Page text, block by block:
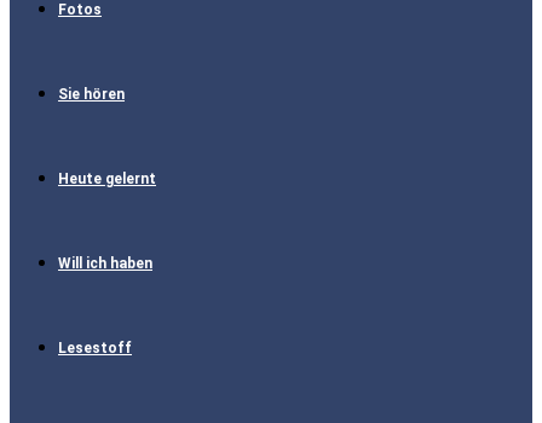
Fotos
Sie hören
Heute gelernt
Will ich haben
Lesestoff